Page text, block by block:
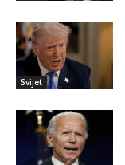
Svijet